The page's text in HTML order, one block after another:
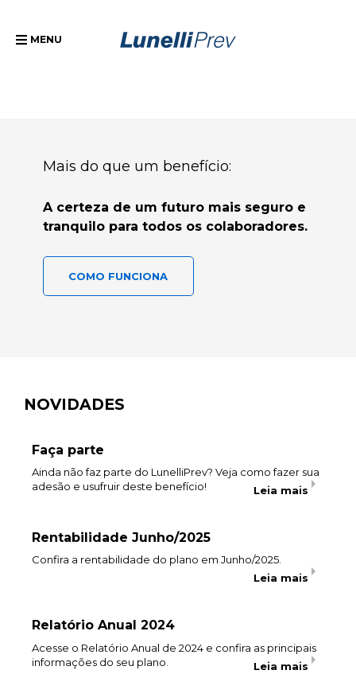
MENU
Mais do que um benefício:
A certeza de um futuro mais seguro e
tranquilo para todos os colaboradores.
COMO FUNCIONA
NOVIDADES
Faça parte
Ainda não faz parte do LunelliPrev? Veja como fazer sua
adesão e usufruir deste benefício!
Leia mais
Rentabilidade Junho/2025
Confira a rentabilidade do plano em Junho/2025.
Leia mais
Relatório Anual 2024
Acesse o Relatório Anual de 2024 e confira as principais
informações do seu plano.
Leia mais